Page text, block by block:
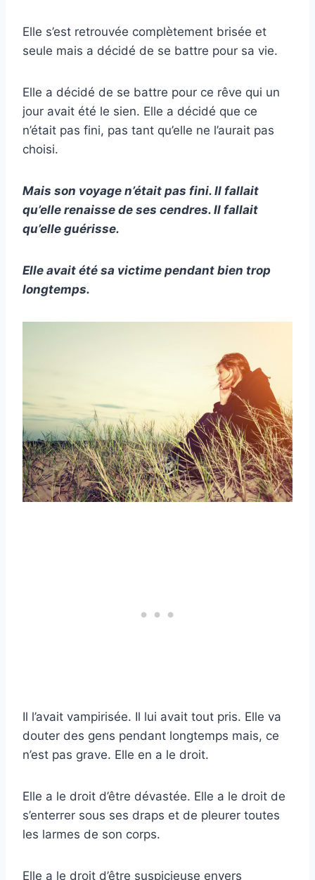
Elle s’est retrouvée complètement brisée et
seule mais a décidé de se battre pour sa vie.
Elle a décidé de se battre pour ce rêve qui un
jour avait été le sien. Elle a décidé que ce
n’était pas fini, pas tant qu’elle ne l’aurait pas
choisi.
Mais son voyage n’était pas fini. Il fallait
qu’elle renaisse de ses cendres. Il fallait
qu’elle guérisse.
Elle avait été sa victime pendant bien trop
longtemps.
Il l’avait vampirisée. Il lui avait tout pris. Elle va
douter des gens pendant longtemps mais, ce
n’est pas grave. Elle en a le droit.
Elle a le droit d’être dévastée. Elle a le droit de
s’enterrer sous ses draps et de pleurer toutes
les larmes de son corps.
Elle a le droit d’être suspicieuse envers